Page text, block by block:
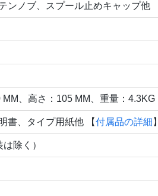
ンノブ、スプール止めキャップ他
、高さ：105 MM、重量：4.3KG
書、タイプ用紙他 【付属品の詳細 】
除く）